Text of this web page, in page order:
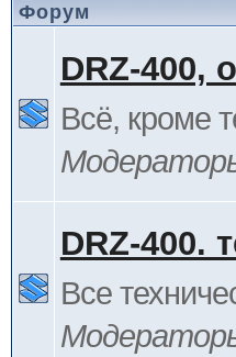
Форум
DRZ-400,
Всё, кроме
DRZ-400.
Все